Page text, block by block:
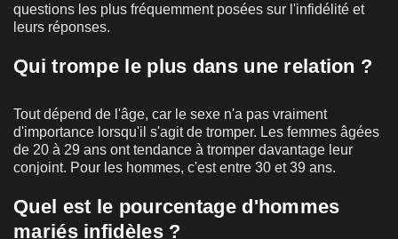
questions les plus fréquemment posées sur l'infidélité et
leurs réponses.
Qui trompe le plus dans une relation ?
Tout dépend de l'âge, car le sexe n'a pas vraiment
d'importance lorsqu'il s'agit de tromper. Les femmes âgées
de 20 à 29 ans ont tendance à tromper davantage leur
conjoint. Pour les hommes, c'est entre 30 et 39 ans.
Quel est le pourcentage d'hommes
mariés infidèles ?